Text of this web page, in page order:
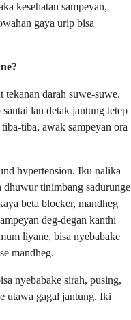
kesehatan sampeyan,
gaya urip bisa
tekanan darah suwe-suwe.
lan detak jantung tetep
tiba, awak sampeyan ora
hypertension. Iku nalika
dhuwur tinimbang sadurunge
beta blocker, mandheg
deg-degan kanthi
liyane, bisa nyebabake
mandheg.
nyebabake sirah, pusing,
utawa gagal jantung. Iki